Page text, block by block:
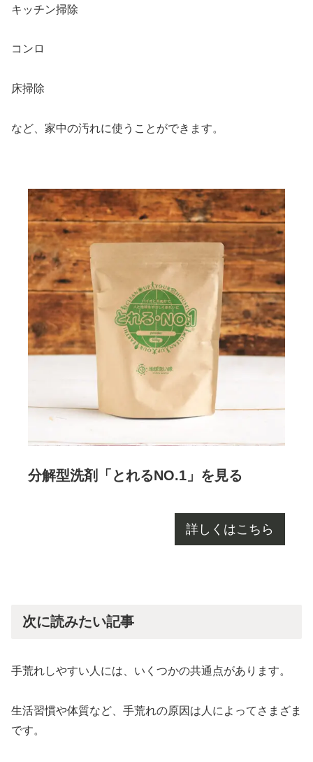
キッチン掃除
コンロ
床掃除
など、家中の汚れに使うことができます。
分解型洗剤「とれるNO.1」を見る
詳しくはこちら
次に読みたい記事
手荒れしやすい人には、いくつかの共通点があります。
生活習慣や体質など、手荒れの原因は人によってさまざま
です。